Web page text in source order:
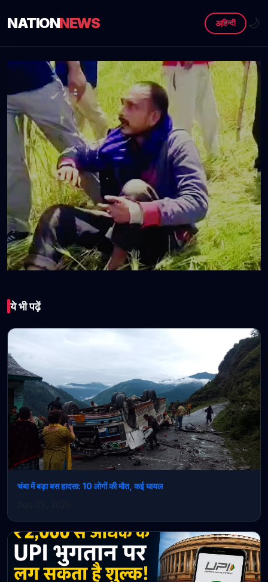
NATIONNEWS अहिन्दी 🌙
सनसनीखेज खुलासा: “देखते
ही खोया आपा”… सिया के
कातिल ने कबूला जुर्म, पर वजह
अब भी रहस्य!
April 15, 2026 • 1 min read
ये भी पढ़ें
चंबा में बड़ा बस हादसा: 10 लोगों की मौत, कई घायल